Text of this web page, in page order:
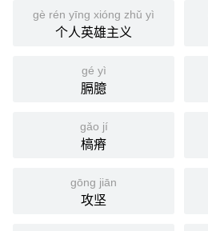
gè rén yīng xióng zhǔ yì
个人英雄主义
gé yì
膈臆
gǎo jí
槁瘠
gōng jiān
攻坚